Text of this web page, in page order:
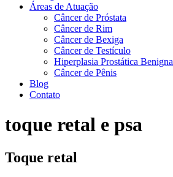
Áreas de Atuação
Câncer de Próstata
Câncer de Rim
Câncer de Bexiga
Câncer de Testículo
Hiperplasia Prostática Benigna
Câncer de Pênis
Blog
Contato
toque retal e psa
Toque retal